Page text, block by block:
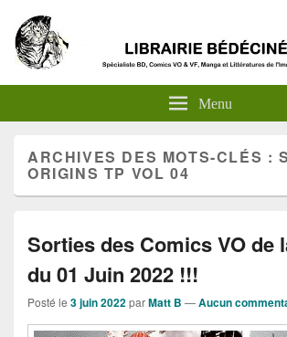
Menu
ARCHIVES DES MOTS-CLÉS :
ORIGINS TP VOL 04
Sorties des Comics VO de
du 01 Juin 2022 !!!
Posté le 3 juin 2022parMatt B —Aucun